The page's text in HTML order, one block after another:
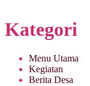
Kategori
Menu Utama
Kegiatan
Berita Desa